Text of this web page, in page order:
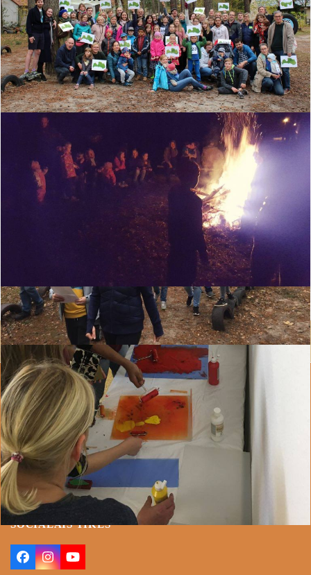
ĢIMEŅU NOMETNE “PADZĪVOSIM ZAĻI”
Berlīnes Latviešu bērnu un kultūras biedrības rīkotā ģimeņu
nometne “Padzīvosim zaļi”. Laikā no 20. līdz 22. oktobrim skaistā
vietā pie Frauensee (Sievu ezera) notika pirmā Berlīnes Latviešu
bērnu un kultūras biedrības rīkotā ģimeņu nometne. Nometnes
vietai tika izraudzīts bērnu un…
Esiet sveicināti Berlīnes Latviešu bērnu un
kultūras biedrības mājas lapā!
BERLĪNES LATVIEŠU BĒRNU UN KULTŪRAS
BIEDRĪBA / LETTISCHE KINDER- UND
KULTURGEMEINSCHAFT IN BERLIN E.V.
Jautājumi, pieteikumi un vēlējumi:
pieteikumi@latvieši-
berline.de
SOCIĀLAIS TĪKLS
Facebook
InstagramYouTube